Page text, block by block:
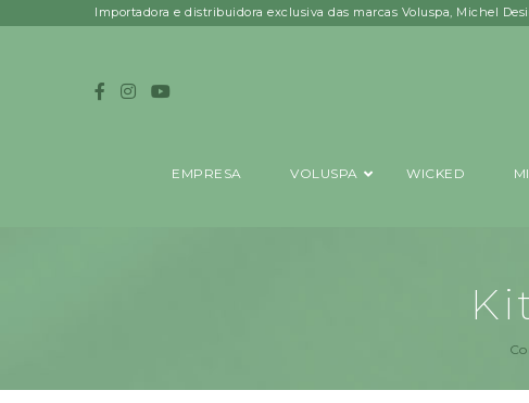
Importadora e distribuidora exclusiva das marcas Voluspa, Michel
EMPRESA VOLUSPA WICKED